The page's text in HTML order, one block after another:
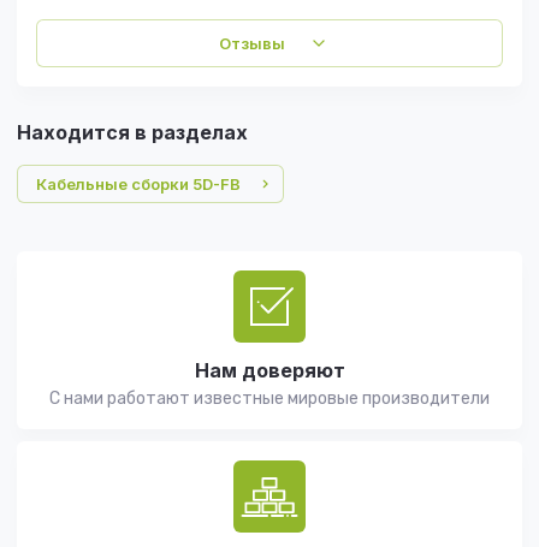
Отзывы
Находится в разделах
Кабельные сборки 5D-FB
Нам доверяют
С нами работают известные мировые производители